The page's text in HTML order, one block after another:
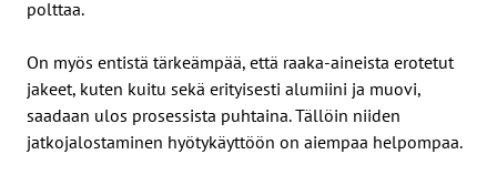
polttaa.
On myös entistä tärkeämpää, että raaka-aineista erotetut
jakeet, kuten kuitu sekä erityisesti alumiini ja muovi,
saadaan ulos prosessista puhtaina. Tällöin niiden
jatkojalostaminen hyötykäyttöön on aiempaa helpompaa.